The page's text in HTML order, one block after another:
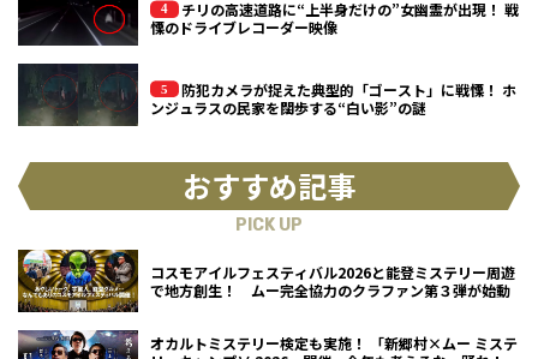
チリの高速道路に“上半身だけの”女幽霊が出現！ 戦
慄のドライブレコーダー映像
防犯カメラが捉えた典型的「ゴースト」に戦慄！ ホ
ンジュラスの民家を闊歩する“白い影”の謎
おすすめ記事
PICK UP
コスモアイルフェスティバル2026と能登ミステリー周遊
で地方創生！ ムー完全協力のクラファン第３弾が始動
オカルトミステリー検定も実施！ 「新郷村×ムー ミステ